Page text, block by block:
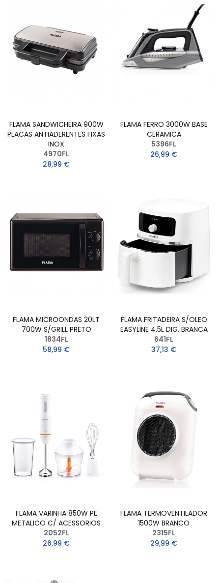
FLAMA SANDWICHEIRA 900W
PLACAS ANTIADERENTES FIXAS
INOX
4970FL
28,99 €
FLAMA FERRO 3000W BASE
CERAMICA
5396FL
26,99 €
FLAMA MICROONDAS 20LT
700W S/GRILL PRETO
1834FL
58,99 €
FLAMA FRITADEIRA S/OLEO
EASYLINE 4.5L DIG. BRANCA
641FL
37,13 €
FLAMA VARINHA 850W PE
METALICO C/ ACESSORIOS
2052FL
26,99 €
FLAMA TERMOVENTILADOR
1500W BRANCO
2315FL
29,99 €